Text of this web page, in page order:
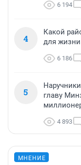
6 194
4
Какой
для
6 186
5
главу
4 893
МНЕНИЕ